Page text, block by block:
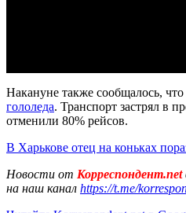
Накануне также сообщалось, что
гололеда. Транспорт застрял в
отменили 80% рейсов.
В Харькове отец на коньках
Новости от Корреспондент.net
на наш канал https://t.me/